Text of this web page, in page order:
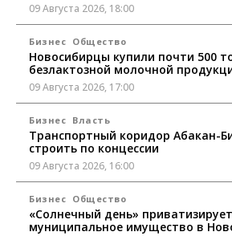
09 Августа 2026, 18:00
Бизнес Общество
Новосибирцы купили почти 500
безлактозной молочной
09 Августа 2026, 17:00
Бизнес Власть
Транспортный коридор Абакан-
строить по концессии
09 Августа 2026, 16:00
Бизнес Общество
«Солнечный день» приватизирует
муниципальное имущество в